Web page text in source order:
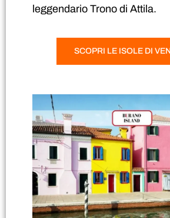
leggendario Trono di Attila.
SCOPRI LE ISOLE DI